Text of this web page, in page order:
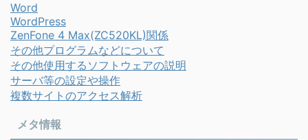
Word
WordPress
ZenFone 4 Max(ZC520KL)関係
その他プログラムなどについて
その他使用するソフトウェアの説明
サーバ等の設定や操作
複数サイトのアクセス解析
メタ情報